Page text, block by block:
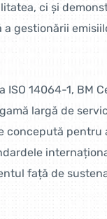
ci și
gestionării
ISO 14064-1, BM
largă de
concepută pentru
față de